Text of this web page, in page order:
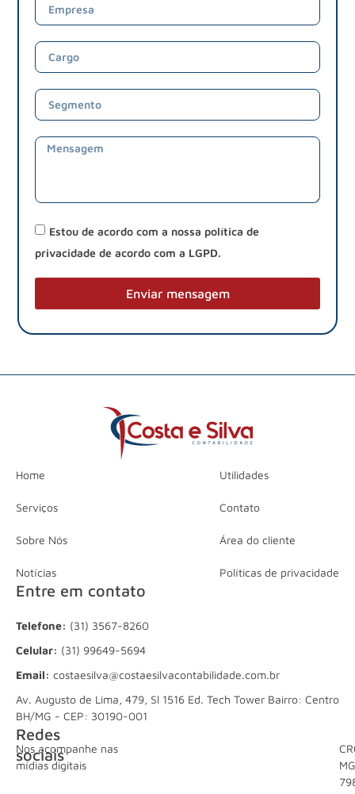
Estou de acordo com a nossa política de
privacidade de acordo com a LGPD.
Enviar mensagem
Home
Serviços
Sobre Nós
Notícias
Utilidades
Contato
Área do cliente
Políticas de privacidade
Entre em contato
Telefone: (31) 3567-8260
Celular: (31) 99649-5694
Email: costaesilva@costaesilvacontabilidade.com.br
Av. Augusto de Lima, 479, Sl 1516 Ed. Tech Tower Bairro: Centro
BH/MG - CEP: 30190-001
Redes
sociais
Nos acompanhe nas
mídias digitais
MG